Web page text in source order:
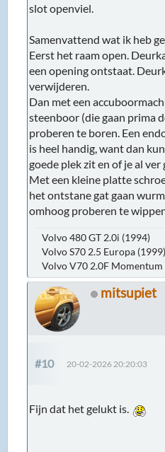
slot openviel.
Samenvattend wat ik heb
Eerst het raam open.
een opening ontstaat.
verwijderen.
Dan met een
steenboor (die gaan prima
proberen te boren. Een
is heel handig, want dan
goede plek zit en of je al ver
Met een kleine platte
het ontstane gat gaan
omhoog proberen te
Volvo 480 GT 2.0i (1994)
Volvo S70 2.5 Europa (1999)
Volvo V70 2.0F Momentum
mitsupiet
#10 20-02-2026 20:20:03
Fijn dat het gelukt is.